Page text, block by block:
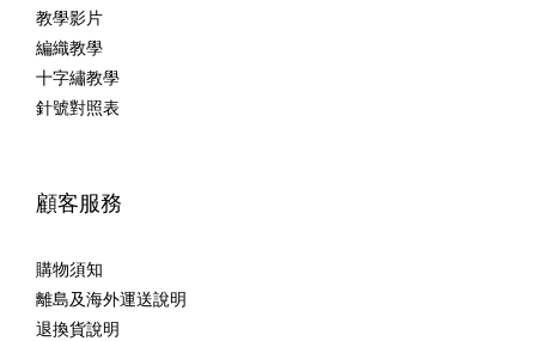
教學影片
編織教學
十字繡教學
針號對照表
顧客服務
購物須知
離島及海外運送說明
退換貨說明